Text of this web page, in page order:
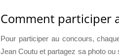
Comment participer
Pour participer au concours,
Jean Coutu et partagez sa photo